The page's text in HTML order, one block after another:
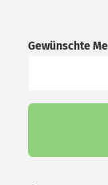
Gewünschte